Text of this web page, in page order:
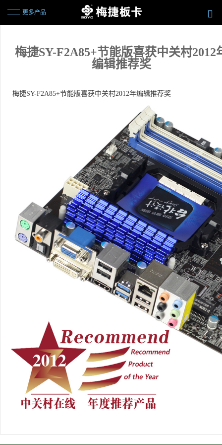
更多产品
梅捷SY-F2A85+节能版喜获中关村2012
编辑推荐奖
梅捷SY-F2A85+节能版喜获中关村2012年编辑推荐奖